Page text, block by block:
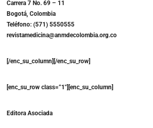
Carrera 7 No. 69 – 11
Bogotá, Colombia
Teléfono: (571) 5550555
revistamedicina@anmdecolombia.org.co
[/enc_su_column][/enc_su_row]
[enc_su_row class=”1″][enc_su_column]
Editora Asociada